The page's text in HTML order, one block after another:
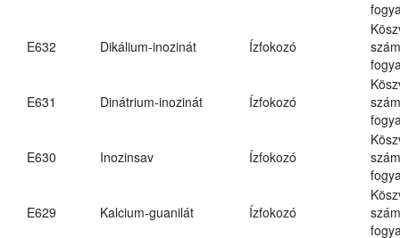
E632 Dikálium-inozinát Ízfokozó
E631 Dinátrium-inozinát Ízfokozó
E630 Inozinsav Ízfokozó
E629 Kalcium-guanilát Ízfokozó